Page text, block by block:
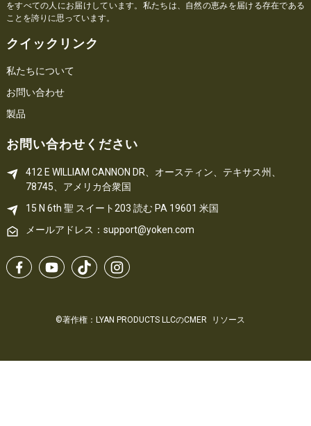
をすべての人にお届けしています。私たちは、自然の恵みを届ける存在である
ことを誇りに思っています。
クイックリンク
私たちについて
お問い合わせ
製品
お問い合わせください
412 E WILLIAM CANNON DR、オースティン、テキサス州、
78745、アメリカ合衆国
15 N 6th 聖 スイート203 読む PA 19601 米国
メールアドレス：support@yoken.com
©著作権：LYAN PRODUCTS LLCのCMER リソース